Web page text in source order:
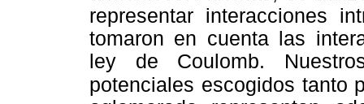
representar interacciones
tomaron en cuenta las
ley de Coulomb.
potenciales escogidos tanto